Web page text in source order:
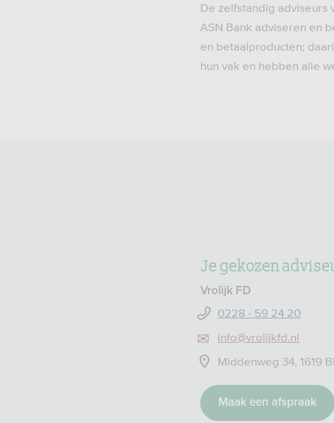
De zelfstandig adviseurs
ASN Bank adviseren en
en betaalproducten;
hun vak en hebben alle
Je gekozen
Vrolijk FD
0228 - 59 24 20
info@vrolijkfd.nl
Middenweg 34, 1619
Maak een afspraak